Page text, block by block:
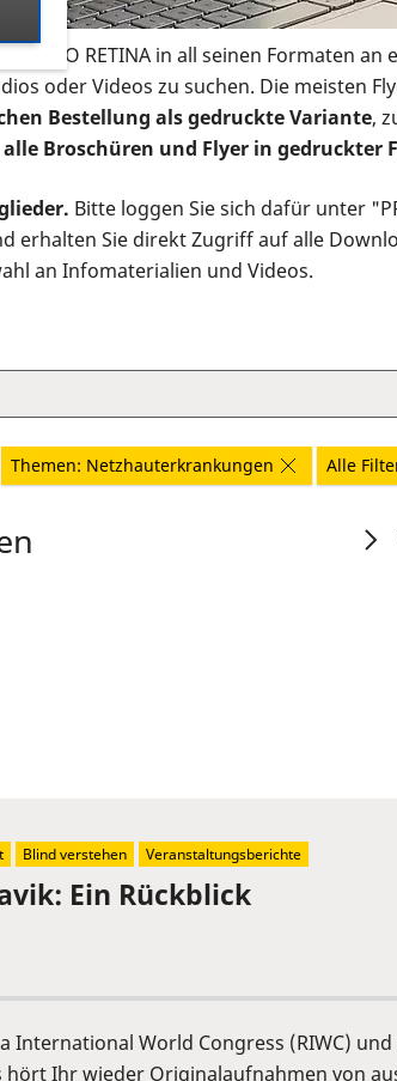
PRO RETINA in all seinen Formaten
oder Videos zu suchen. Die meisten
Bestellung als gedruckte Variante,
Broschüren und Flyer in gedruckter
Bitte loggen Sie sich dafür unter
erhalten Sie direkt Zugriff auf alle
an Infomaterialien und Videos.
Themen: Netzhauterkrankungen Alle
Ein Rückblick
World Congress (RIWC)
Ihr wieder Originalaufnahmen von
Blind verstehen Veranstaltungsberichte